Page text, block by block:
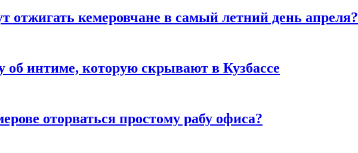
кемеровчане в самый летний день апреля?
об интиме, которую скрывают в Кузбассе
оторваться простому рабу офиса?